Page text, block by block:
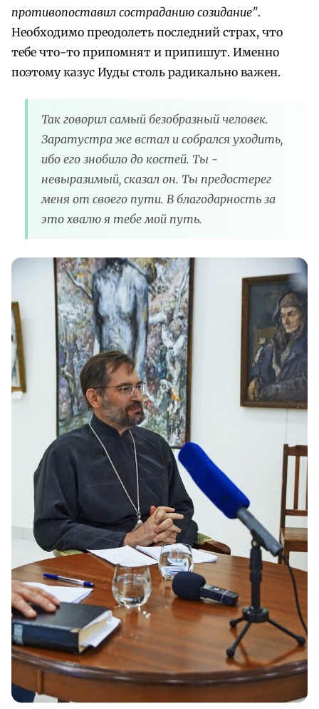
противопоставил состраданию созидание".
Необходимо преодолеть последний страх, что
тебе что-то припомнят и припишут. Именно
поэтому казус Иуды столь радикально важен.
Так говорил самый безобразный человек.
Заратустра же встал и собрался уходить,
ибо его знобило до костей. Ты -
невыразимый, сказал он. Ты предостерег
меня от своего пути. В благодарность за
это хвалю я тебе мой путь.